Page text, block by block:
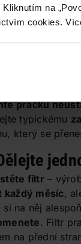
na
cookies.
nemá co
a další
je totiž živnou
pračku
typickému
který se
filtr –
každý měsíc,
si na něj alespoň
. Filtr
na přední